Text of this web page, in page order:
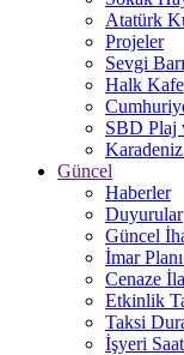
Atatürk
Projeler
Sevgi
Halk Kafe
SBD Plaj
Güncel
Haberler
Duyurular
Güncel
İmar
Cenaze
Etkinlik
Taksi
İşyeri